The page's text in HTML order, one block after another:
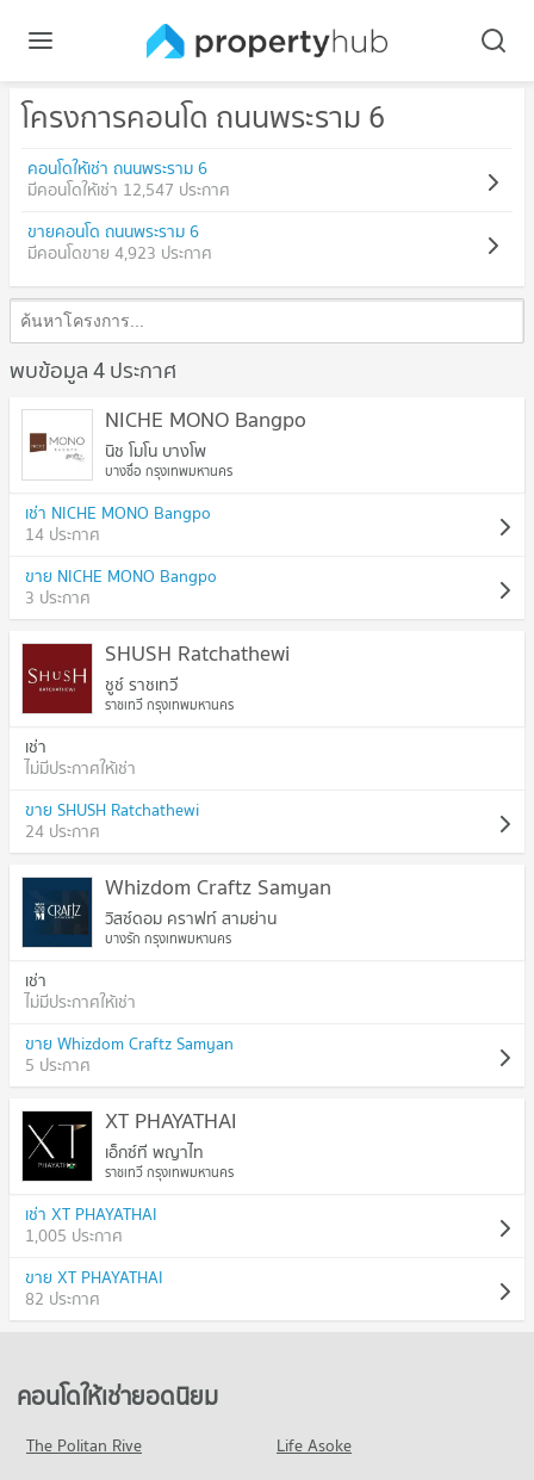
โครงการคอนโด ถนนพระราม 6
คอนโดให้เช่า ถนนพระราม 6
มีคอนโดให้เช่า 12,547 ประกาศ
ขายคอนโด ถนนพระราม 6
มีคอนโดขาย 4,923 ประกาศ
พบข้อมูล 4 ประกาศ
NICHE MONO Bangpo
นิช โมโน บางโพ
บางซื่อ กรุงเทพมหานคร
เช่า NICHE MONO Bangpo
14 ประกาศ
ขาย NICHE MONO Bangpo
3 ประกาศ
SHUSH Ratchathewi
ชูช์ ราชเทวี
ราชเทวี กรุงเทพมหานคร
เช่า
ไม่มีประกาศให้เช่า
ขาย SHUSH Ratchathewi
24 ประกาศ
Whizdom Craftz Samyan
วิสซ์ดอม คราฟท์ สามย่าน
บางรัก กรุงเทพมหานคร
เช่า
ไม่มีประกาศให้เช่า
ขาย Whizdom Craftz Samyan
5 ประกาศ
XT PHAYATHAI
เอ็กซ์ที พญาไท
ราชเทวี กรุงเทพมหานคร
เช่า XT PHAYATHAI
1,005 ประกาศ
ขาย XT PHAYATHAI
82 ประกาศ
คอนโดให้เช่ายอดนิยม
The Politan Rive
Life Asoke